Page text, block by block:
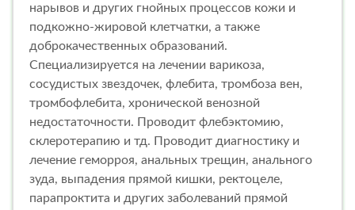
нарывов и других гнойных процессов кожи и
подкожно-жировой клетчатки, а также
доброкачественных образований.
Специализируется на лечении варикоза,
сосудистых звездочек, флебита, тромбоза вен,
тромбофлебита, хронической венозной
недостаточности. Проводит флебэктомию,
склеротерапию и тд. Проводит диагностику и
лечение геморроя, анальных трещин, анального
зуда, выпадения прямой кишки, ректоцеле,
парапроктита и других заболеваний прямой